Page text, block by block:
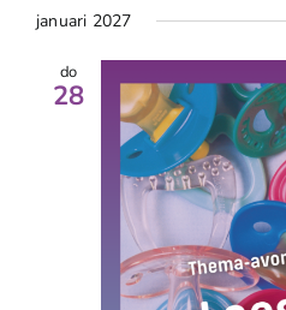
januari 2027
do
28